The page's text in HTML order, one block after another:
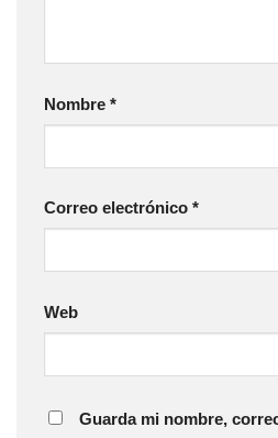
Nombre *
Correo electrónico *
Web
Guarda mi nombre,